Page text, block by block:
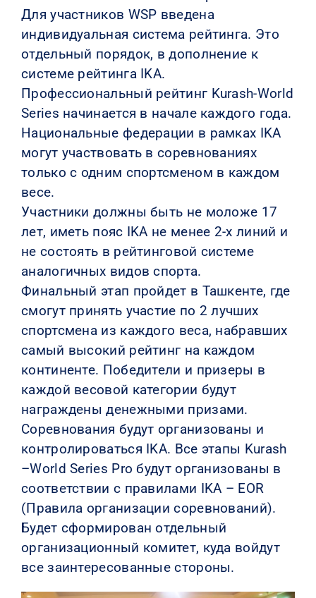
Для участников WSP введена
индивидуальная система рейтинга. Это
отдельный порядок, в дополнение к
системе рейтинга IKA.
Профессиональный рейтинг Kurash-World
Series начинается в начале каждого года.
Национальные федерации в рамках IKA
могут участвовать в соревнованиях
только с одним спортсменом в каждом
весе.
Участники должны быть не моложе 17
лет, иметь пояс IKA не менее 2-х линий и
не состоять в рейтинговой системе
аналогичных видов спорта.
Финальный этап пройдет в Ташкенте, где
смогут принять участие по 2 лучших
спортсмена из каждого веса, набравших
самый высокий рейтинг на каждом
континенте. Победители и призеры в
каждой весовой категории будут
награждены денежными призами.
Соревнования будут организованы и
контролироваться IKA. Все этапы Kurash
–World Series Pro будут организованы в
соответствии с правилами IKA – EOR
(Правила организации соревнований).
Будет сформирован отдельный
организационный комитет, куда войдут
все заинтересованные стороны.